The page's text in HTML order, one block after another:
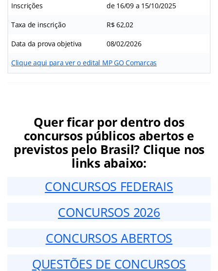
Inscrições de 16/09 a 15/10/2025
Taxa de inscrição R$ 62,02
Data da prova objetiva 08/02/2026
Clique aqui para ver o edital MP GO Comarcas
Quer ficar por dentro dos
concursos públicos abertos e
previstos pelo Brasil? Clique nos
links abaixo:
CONCURSOS FEDERAIS
CONCURSOS 2026
CONCURSOS ABERTOS
QUESTÕES DE CONCURSOS